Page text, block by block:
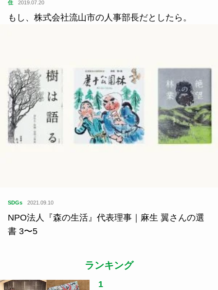
住 2019.07.20
もし、株式会社流山市の人事部長だとしたら。
SDGs 2021.09.10
NPO法人『森の生活』代表理事｜麻生 翼さんの選
書 3〜5
ランキング
1